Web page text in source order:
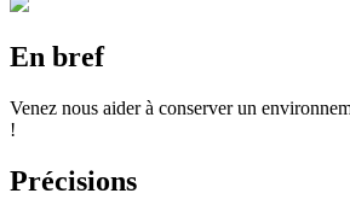
En bref
Venez nous aider à conserver un
!
Précisions